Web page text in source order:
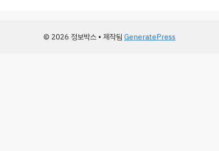
© 2026 정보박스 • 제작됨 GeneratePress